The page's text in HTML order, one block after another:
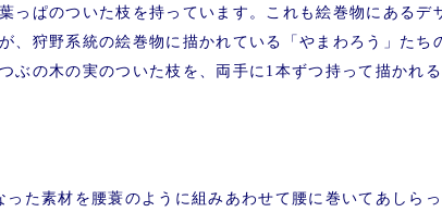
っぱのついた枝を持っています。これも絵巻物にあるデ
、狩野系統の絵巻物に描かれている「やまわろう」たち
ぶの木の実のついた枝を、両手に1本ずつ持って描かれ
た素材を腰蓑のように組みあわせて腰に巻いてあしら